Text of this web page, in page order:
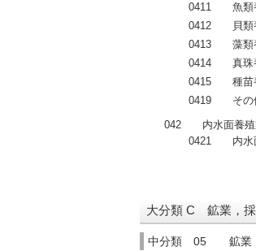
0411 魚類
0412 貝類
0413 藻類
0414 真珠
0415 種苗
0419 その
042 内水面養殖
0421 内水
大分類 C 鉱業，
中分類 05 鉱業，